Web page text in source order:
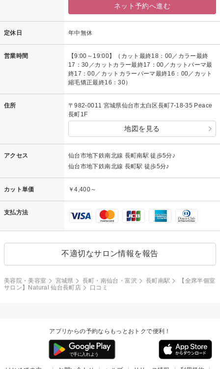
ご不快な思いをさせてしまい、大変申し訳ございませんでした。
だ不足していると痛感致しました。
今回頂きました貴重なご意見を今後活かせるよう、誠心誠意取り組んで参
ますと幸いです。
この度はお心苦しい中、今後につながる貴重なご意見をありがとうござい
ネット予約へ進む
定休日 年中無休
営業時間
【9:00～19:00】（カット最終18：00／カラー最終
17：30／カットカラー最終17：00／カットパーマ最
終17：00／カットカラーパーマ最終16：00／カット
縮毛矯正最終16：30）
住所
〒982-0011 宮城県仙台市太白区長町7-18-35 Peace
長町1F
地図を見る
アクセス
仙台市地下鉄南北線 長町南駅 徒歩5分♪
仙台市地下鉄南北線 長町駅 徒歩5分♪
カット単価 ￥4,400～
支払方法
不適切なサロン情報を報告
美容院・美容室 宮城県 長町・南仙台・富沢 長町南駅
【全席半個室
サロン】Natural 仙台長町店
口コミ
アプリからの予約ならもっとおトクで便利！